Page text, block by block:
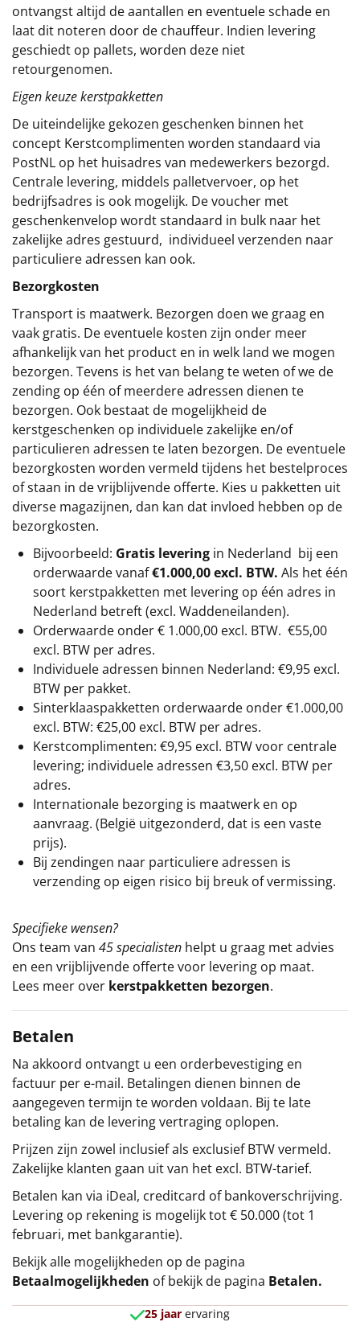
ontvangst altijd de aantallen en eventuele schade en
laat dit noteren door de chauffeur. Indien levering
geschiedt op pallets, worden deze niet
retourgenomen.
Eigen keuze kerstpakketten
De uiteindelijke gekozen geschenken binnen het
concept Kerstcomplimenten worden standaard via
PostNL op het huisadres van medewerkers bezorgd.
Centrale levering, middels palletvervoer, op het
bedrijfsadres is ook mogelijk. De voucher met
geschenkenvelop wordt standaard in bulk naar het
zakelijke adres gestuurd, individueel verzenden naar
particuliere adressen kan ook.
Bezorgkosten
Transport is maatwerk. Bezorgen doen we graag en
vaak gratis. De eventuele kosten zijn onder meer
afhankelijk van het product en in welk land we mogen
bezorgen. Tevens is het van belang te weten of we de
zending op één of meerdere adressen dienen te
bezorgen. Ook bestaat de mogelijkheid de
kerstgeschenken op individuele zakelijke en/of
particulieren adressen te laten bezorgen. De eventuele
bezorgkosten worden vermeld tijdens het bestelproces
of staan in de vrijblijvende offerte. Kies u pakketten uit
diverse magazijnen, dan kan dat invloed hebben op de
bezorgkosten.
Bijvoorbeeld: Gratis levering in Nederland bij een
orderwaarde vanaf€1.000,00 excl. BTW. Als het één
soort kerstpakketten met levering op één adres in
Nederland betreft (excl. Waddeneilanden).
Orderwaarde onder € 1.000,00 excl. BTW. €55,00
excl. BTW per adres.
Individuele adressen binnen Nederland: €9,95 excl.
BTW per pakket.
Sinterklaaspakketten orderwaarde onder €1.000,00
excl. BTW: €25,00 excl. BTW per adres.
Kerstcomplimenten: €9,95 excl. BTW voor centrale
levering; individuele adressen €3,50 excl. BTW per
adres.
Internationale bezorging is maatwerk en op
aanvraag. (België uitgezonderd, dat is een vaste
prijs).
Bij zendingen naar particuliere adressen is
verzending op eigen risico bij breuk of vermissing.
Specifieke wensen?
Ons team van 45 specialisten helpt u graag met advies
en een vrijblijvende offerte voor levering op maat.
Lees meer over kerstpakketten bezorgen.
Betalen
Na akkoord ontvangt u een orderbevestiging en
factuur per e-mail. Betalingen dienen binnen de
aangegeven termijn te worden voldaan. Bij te late
betaling kan de levering vertraging oplopen.
Prijzen zijn zowel inclusief als exclusief BTW vermeld.
Zakelijke klanten gaan uit van het excl. BTW-tarief.
Betalen kan via iDeal, creditcard of bankoverschrijving.
Levering op rekening is mogelijk tot € 50.000 (tot 1
februari, met bankgarantie).
Bekijk alle mogelijkheden op de pagina
Betaalmogelijkheden of bekijk de pagina Betalen.
25 jaar ervaring